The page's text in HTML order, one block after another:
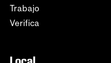
Trabajo
Verifica